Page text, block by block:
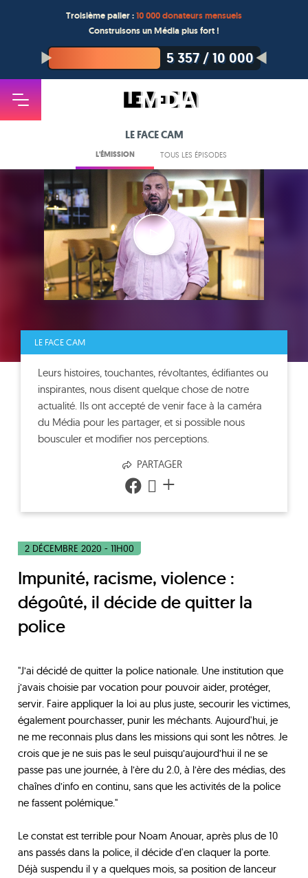
Troisième palier :10 000 donateurs mensuels
Construisons un Média plus fort !
5 357/10 000
LE FACE CAM
L'ÉMISSION TOUS LES ÉPISODES
LE FACE CAM
Leurs histoires, touchantes, révoltantes, édifiantes ou
inspirantes, nous disent quelque chose de notre
actualité. Ils ont accepté de venir face à la caméra
du Média pour les partager, et si possible nous
bousculer et modifier nos perceptions.
PARTAGER
+
2 DÉCEMBRE 2020 - 11H00
Impunité, racisme, violence :
dégoûté, il décide de quitter la
police
"J’ai décidé de quitter la police nationale. Une institution que
j’avais choisie par vocation pour pouvoir aider, protéger,
servir. Faire appliquer la loi au plus juste, secourir les victimes,
également pourchasser, punir les méchants. Aujourd'hui, je
ne me reconnais plus dans les missions qui sont les nôtres. Je
crois que je ne suis pas le seul puisqu’aujourd’hui il ne se
passe pas une journée, à l’ère du 2.0, à l’ère des médias, des
chaînes d’info en continu, sans que les activités de la police
ne fassent polémique."
Le constat est terrible pour Noam Anouar, après plus de 10
ans passés dans la police, il décide d'en claquer la porte.
Déjà suspendu il y a quelques mois, sa position de lanceur